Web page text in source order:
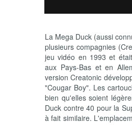
La Mega Duck (aussi
plusieurs compagnies
jeu vidéo en 1993 et
aux Pays-Bas et en
version Creatonic
"Cougar Boy". Les
bien qu'elles soient
Duck contre 40 pour la
à fait similaire.